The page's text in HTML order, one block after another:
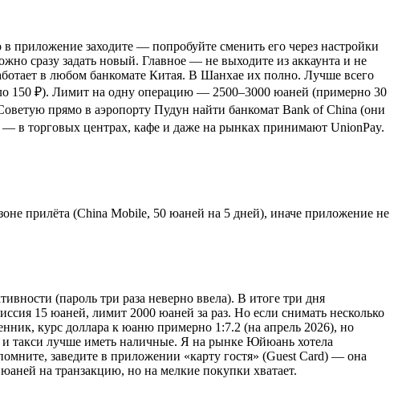
заходите — попробуйте сменить его через настройки
сразу задать новый. Главное — не выходите из аккаунта и не
в любом банкомате Китая. В Шанхае их полно. Лучше всего
150 ₽). Лимит на одну операцию — 2500–3000 юаней (примерно 30
прямо в аэропорту Пудун найти банкомат Bank of China (они
— в торговых центрах, кафе и даже на рынках принимают UnionPay.
прилёта (China Mobile, 50 юаней на 5 дней), иначе приложение не
(пароль три раза неверно ввела). В итоге три дня
15 юаней, лимит 2000 юаней за раз. Но если снимать несколько
курс доллара к юаню примерно 1:7.2 (на апрель 2026), но
такси лучше иметь наличные. Я на рынке Юйюань хотела
заведите в приложении «карту гостя» (Guest Card) — она
на транзакцию, но на мелкие покупки хватает.